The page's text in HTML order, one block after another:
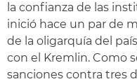
la confianza de las
inició hace un par de
de la oligarquía del
con el Kremlin. Como
sanciones contra tres